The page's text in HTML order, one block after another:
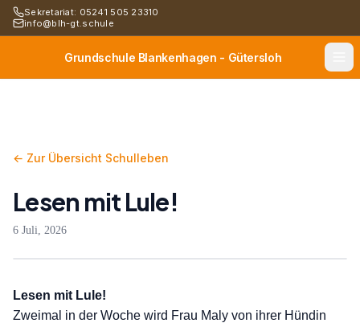
Sekretariat: 05241 505 23310
info@blh-gt.schule
Grundschule Blankenhagen - Gütersloh
← Zur Übersicht Schulleben
Lesen mit Lule!
6 Juli, 2026
Lesen mit Lule!
Zweimal in der Woche wird Frau Maly von ihrer Hündin